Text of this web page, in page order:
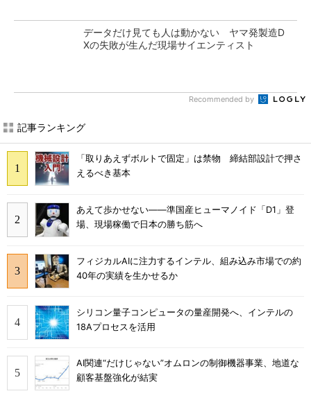
データだけ見ても人は動かない ヤマ発製造D
Xの失敗が生んだ現場サイエンティスト
Recommended by
記事ランキング
「取りあえずボルトで固定」は禁物 締結部設計で押さ
えるべき基本
あえて歩かせない――準国産ヒューマノイド「D1」登
場、現場稼働で日本の勝ち筋へ
フィジカルAIに注力するインテル、組み込み市場での約
40年の実績を生かせるか
シリコン量子コンピュータの量産開発へ、インテルの
18Aプロセスを活用
AI関連“だけじゃない”オムロンの制御機器事業、地道な
顧客基盤強化が結実